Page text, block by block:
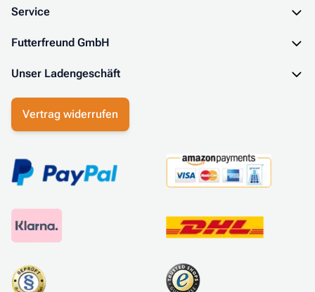
Service
Futterfreund GmbH
Unser Ladengeschäft
Vertrag widerrufen